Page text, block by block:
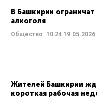
В Башкирии
алкоголя
Общество 10:24 19.05.2026
Жителей Башкирии
короткая рабочая